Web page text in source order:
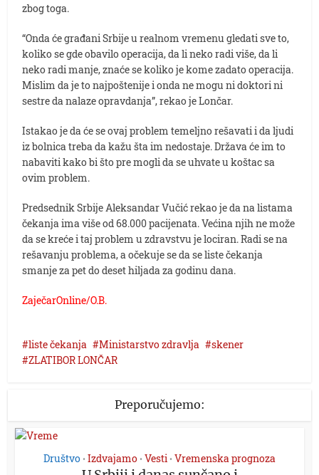
zbog toga.
“Onda će građani Srbije u realnom vremenu gledati sve to,
koliko se gde obavilo operacija, da li neko radi više, da li
neko radi manje, znaće se koliko je kome zadato operacija.
Mislim da je to najpoštenije i onda ne mogu ni doktori ni
sestre da nalaze opravdanja”, rekao je Lončar.
Istakao je da će se ovaj problem temeljno rešavati i da ljudi
iz bolnica treba da kažu šta im nedostaje. Država će im to
nabaviti kako bi što pre mogli da se uhvate u koštac sa
ovim problem.
Predsednik Srbije Aleksandar Vučić rekao je da na listama
čekanja ima više od 68.000 pacijenata. Većina njih ne može
da se kreće i taj problem u zdravstvu je lociran. Radi se na
rešavanju problema, a očekuje se da se liste čekanja
smanje za pet do deset hiljada za godinu dana.
ZaječarOnline/O.B.
liste čekanja Ministarstvo zdravlja
skener
ZLATIBOR LONČAR
Preporučujemo:
Društvo • Izdvajamo • Vesti • Vremenska prognoza